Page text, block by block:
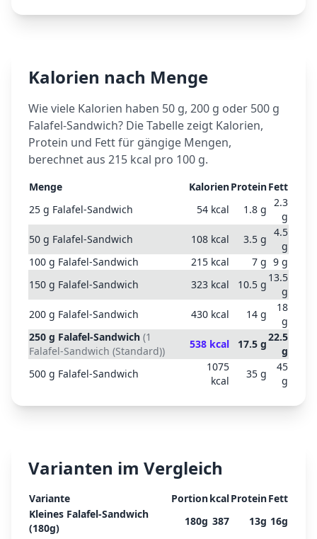
Kalorien nach Menge
Wie viele Kalorien haben 50 g, 200 g oder 500 g
Falafel-Sandwich? Die Tabelle zeigt Kalorien,
Protein und Fett für gängige Mengen,
berechnet aus 215 kcal pro 100 g.
Menge KalorienProteinFett
25 g Falafel-Sandwich 54 kcal 1.8 g
2.3
g
50 g Falafel-Sandwich 108 kcal 3.5 g
4.5
g
100 g Falafel-Sandwich 215 kcal 7 g 9 g
150 g Falafel-Sandwich 323 kcal 10.5 g
13.5
g
200 g Falafel-Sandwich 430 kcal 14 g
18
g
250 g Falafel-Sandwich (1
Falafel-Sandwich (Standard))
538 kcal 17.5 g
22.5
g
500 g Falafel-Sandwich
1075
kcal
35 g
45
g
Varianten im Vergleich
Variante PortionkcalProteinFett
Kleines Falafel-Sandwich
(180g)
180g 387 13g 16g